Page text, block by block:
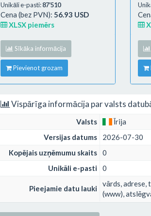
Unikāli e-pasti:87'510
Cena (bez PVN): 56.93 USD
XLSX piemērs
Sīkāka informācija
Pievienot grozam
Vispārīga informācija par valsts
Valsts
Īrija
Versijas datums
2026-07-30
Kopējais uzņēmumu skaits
0
Unikāli e-pasti
0
Pieejamie datu lauki
vārds, adrese,
(www),